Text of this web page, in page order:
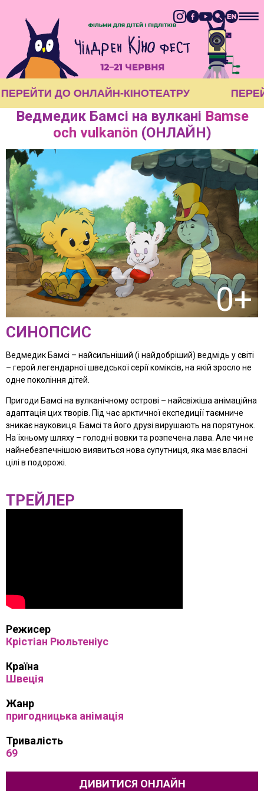
ПЕРЕЙТИ ДО ОНЛАЙН-КІНОТЕАТРУ
Ведмедик Бамсі на вулкані Bamse
och vulkanön (ОНЛАЙН)
0+
СИНОПСИС
Ведмедик Бамсі – найсильніший (і найдобріший) ведмідь у світі
– герой легендарної шведської серії коміксів, на якій зросло не
одне покоління дітей.
Пригоди Бамсі на вулканічному острові – найсвіжіша анімаційна
адаптація цих творів. Під час арктичної експедиції таємниче
зникає науковиця. Бамсі та його друзі вирушають на порятунок.
На їхньому шляху – голодні вовки та розпечена лава. Але чи не
найнебезпечнішою виявиться нова супутниця, яка має власні
цілі в подорожі.
ТРЕЙЛЕР
Режисер
Крістіан Рюльтеніус
Країна
Швеція
Жанр
пригодницька анімація
Тривалість
69
ДИВИТИСЯ ОНЛАЙН